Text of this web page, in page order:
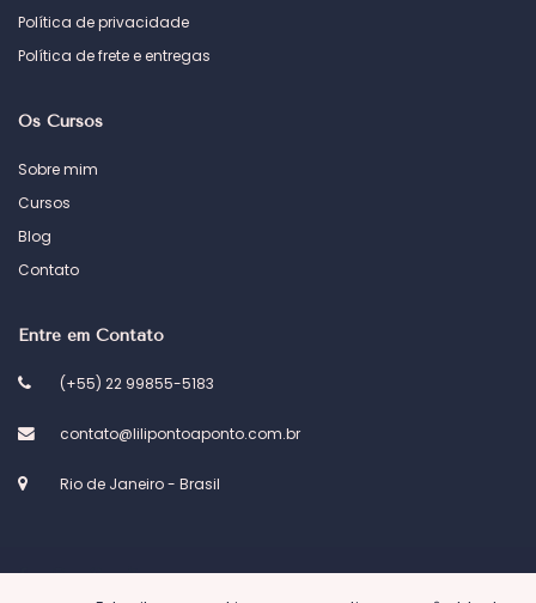
Política de privacidade
Política de frete e entregas
Os Cursos
Sobre mim
Cursos
Blog
Contato
Entre em Contato
(+55) 22 99855-5183
contato@lilipontoaponto.com.br
Rio de Janeiro - Brasil